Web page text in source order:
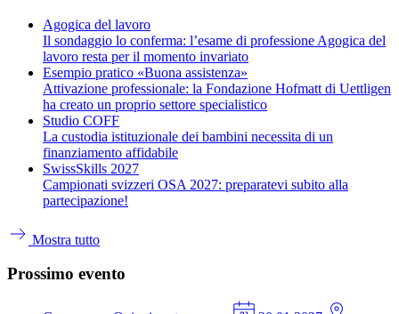
Agogica del lavoro
Il sondaggio lo conferma: l’esame di professione Agogica del
lavoro resta per il momento invariato
Esempio pratico «Buona assistenza»
Attivazione professionale: la Fondazione Hofmatt di Uettligen
ha creato un proprio settore specialistico
Studio COFF
La custodia istituzionale dei bambini necessita di un
finanziamento affidabile
SwissSkills 2027
Campionati svizzeri OSA 2027: preparatevi subito alla
partecipazione!
Mostra tutto
Prossimo evento